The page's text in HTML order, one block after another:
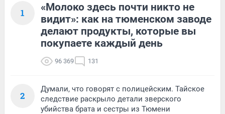
1
«Молоко здесь почти никто не
видит»: как на тюменском заводе
делают продукты, которые вы
покупаете каждый день
96 369 131
2
Думали, что говорят с полицейским. Тайское
следствие раскрыло детали зверского
убийства брата и сестры из Тюмени